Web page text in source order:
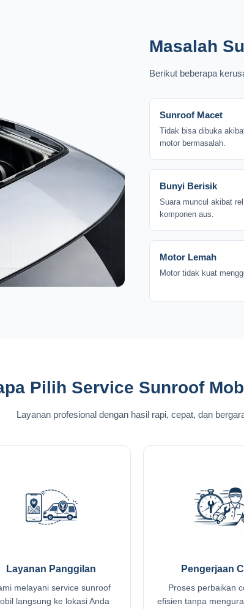
Masalah
Berikut beberapa
Sunroof Macet
Tidak bisa dibuka
motor bermasalah.
Bunyi Berisik
Suara muncul akibat
komponen aus.
Motor Lemah
Motor tidak kuat
Pilih Service Sunroof
Layanan profesional dengan hasil rapi, cepat, dan
Layanan Panggilan
melayani service sunroof
langsung ke lokasi Anda
Pengerjaan
Proses perbaikan
efisien tanpa